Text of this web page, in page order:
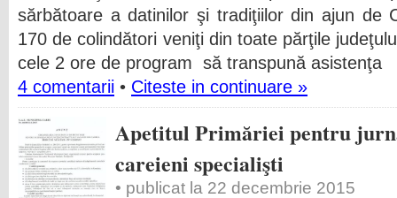
sărbătoare a datinilor şi tradiţiilor din ajun de
170 de colindători veniţi din toate părţile
cele 2 ore de program să transpună asistenţa
4 comentarii • Citeste in continuare »
Apetitul Primăriei pentru
careieni specialişti
• publicat la 22 decembrie 2015